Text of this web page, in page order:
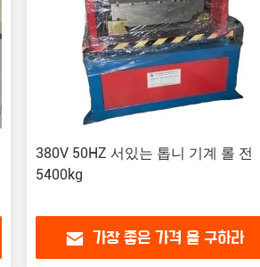
380V 50HZ 서있는 톱니 기계 롤 전
5400kg
가장 좋은 가격 을 구하라